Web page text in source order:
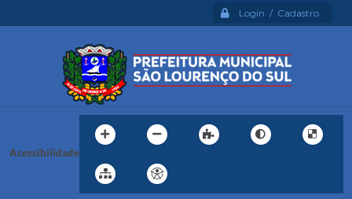
Login / Cadastro
Acessibilidade